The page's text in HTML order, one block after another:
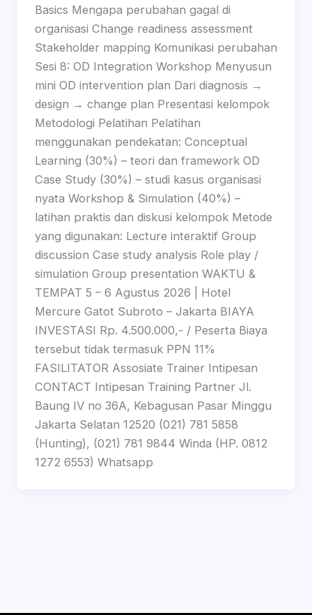
Basics Mengapa perubahan gagal di
organisasi Change readiness assessment
Stakeholder mapping Komunikasi perubahan
Sesi 8: OD Integration Workshop Menyusun
mini OD intervention plan Dari diagnosis →
design → change plan Presentasi kelompok
Metodologi Pelatihan Pelatihan
menggunakan pendekatan: Conceptual
Learning (30%) – teori dan framework OD
Case Study (30%) – studi kasus organisasi
nyata Workshop & Simulation (40%) –
latihan praktis dan diskusi kelompok Metode
yang digunakan: Lecture interaktif Group
discussion Case study analysis Role play /
simulation Group presentation WAKTU &
TEMPAT 5 – 6 Agustus 2026 | Hotel
Mercure Gatot Subroto – Jakarta BIAYA
INVESTASI Rp. 4.500.000,- / Peserta Biaya
tersebut tidak termasuk PPN 11%
FASILITATOR Assosiate Trainer Intipesan
CONTACT Intipesan Training Partner Jl.
Baung IV no 36A, Kebagusan Pasar Minggu
Jakarta Selatan 12520 (021) 781 5858
(Hunting), (021) 781 9844 Winda (HP. 0812
1272 6553) Whatsapp